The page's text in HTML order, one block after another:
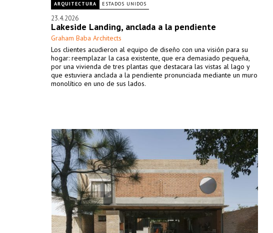
ARQUITECTURA ESTADOS UNIDOS
23.4.2026
Lakeside Landing, anclada a la pendiente
Graham Baba Architects
Los clientes acudieron al equipo de diseño con una visión para su
hogar: reemplazar la casa existente, que era demasiado pequeña,
por una vivienda de tres plantas que destacara las vistas al lago y
que estuviera anclada a la pendiente pronunciada mediante un muro
monolítico en uno de sus lados.